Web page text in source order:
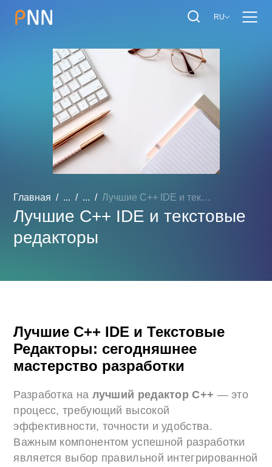
RU
Главная ... ... Лучшие C++ IDE и текстовы...
Лучшие C++ IDE и текстовые
редакторы
Лучшие C++ IDE и Текстовые
Редакторы: сегодняшнее
мастерство разработки
Разработка на лучший редактор C++ — это
процесс, требующий высокой
эффективности, точности и удобства.
Важным компонентом успешной разработки
является выбор правильной интегрированной